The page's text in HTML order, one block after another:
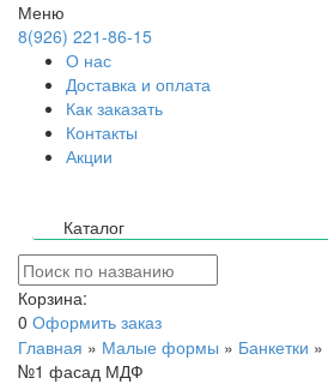
Меню
8(926) 221-86-15
О нас
Доставка и оплата
Как заказать
Контакты
Акции
Каталог
Корзина:
0 Оформить заказ
Главная » Малые формы » Банкетки »
№1 фасад МДФ